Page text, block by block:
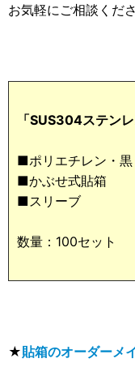
お気軽にご相談くださ
「SUS304ステン
■ポリエチレン・黒
■かぶせ式貼箱
■スリーブ
数量：100セット
★貼箱のオーダーメ